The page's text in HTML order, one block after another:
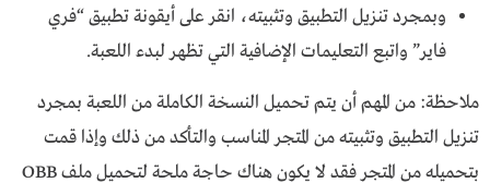
وبمجرد تنزيل التطبيق وتثبيته، انقر على أيقونة تطبيق “فري
فاير” واتبع التعليمات الإضافية التي تظهر لبدء اللعبة.
ملاحظة: من المهم أن يتم تحميل النسخة الكاملة من اللعبة بمجرد
تنزيل التطبيق وتثبيته من المتجر المناسب والتأكد من ذلك وإذا قمت
بتحميله من المتجر فقد لا يكون هناك حاجة ملحة لتحميل ملف OBB